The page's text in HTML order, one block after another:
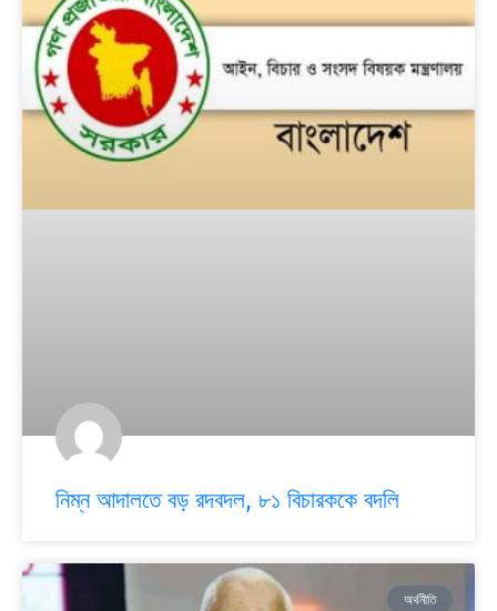
নিম্ন আদালতে বড় রদবদল, ৮১ বিচারককে বদলি
অর্থনীতি